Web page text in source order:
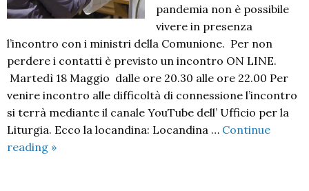
pandemia non è possibile
vivere in presenza
l’incontro con i ministri della Comunione. Per non
perdere i contatti è previsto un incontro ON LINE.
Martedì 18 Maggio dalle ore 20.30 alle ore 22.00 Per
venire incontro alle difficoltà di connessione l’incontro
si terrà mediante il canale YouTube dell’ Ufficio per la
Liturgia. Ecco la locandina: Locandina … Continue
reading Incontro
»